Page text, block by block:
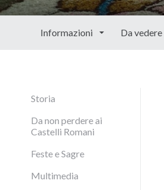
Informazioni Da vedere
Storia
Da non perdere ai
Castelli Romani
Feste e Sagre
Multimedia